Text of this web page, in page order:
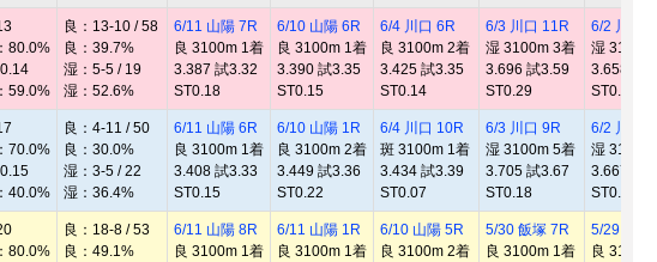
80.0%
59.0%
良：13-10 / 58
良：39.7%
湿：5-5 / 19
湿：52.6%
6/11 山陽 7R
良 3100m 1着
3.387 試3.32
ST0.18
6/10 山陽 6R
良 3100m 1着
3.390 試3.35
ST0.15
6/4 川口 6R
良 3100m 2着
3.425 試3.35
ST0.14
6/3 川口 11R
湿 3100m 3着
3.696 試3.59
ST0.29
6/2 川口
湿
3.658 試
ST0.06
70.0%
40.0%
良：4-11 / 50
良：30.0%
湿：3-5 / 22
湿：36.4%
6/11 山陽 6R
良 3100m 1着
3.408 試3.33
ST0.15
6/10 山陽 1R
良 3100m 2着
3.449 試3.36
ST0.22
6/4 川口 10R
斑 3100m 1着
3.434 試3.39
ST0.07
6/3 川口 9R
湿 3100m 5着
3.705 試3.67
ST0.18
6/2 川口
湿
3.667 試
ST0.13
80.0%
良：18-8 / 53
良：49.1%
6/11 山陽 8R
良 3100m 1着
6/11 山陽 1R
良 3100m 1着
6/10 山陽 5R
良 3100m 2着
5/30 飯塚 7R
良 3100m 1着
5/29 飯塚
良